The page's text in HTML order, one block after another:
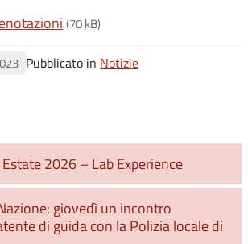
(70 kB)
Pubblicato in Notizie
2026 – Lab Experience
giovedì un incontro
di guida con la Polizia locale di